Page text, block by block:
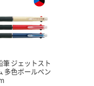
へ
筆 ジェットスト
多色ボールペン